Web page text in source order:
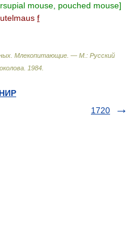
mouse, pouched mouse]
f
Млекопитающие. — М.: Русский
1984
1720